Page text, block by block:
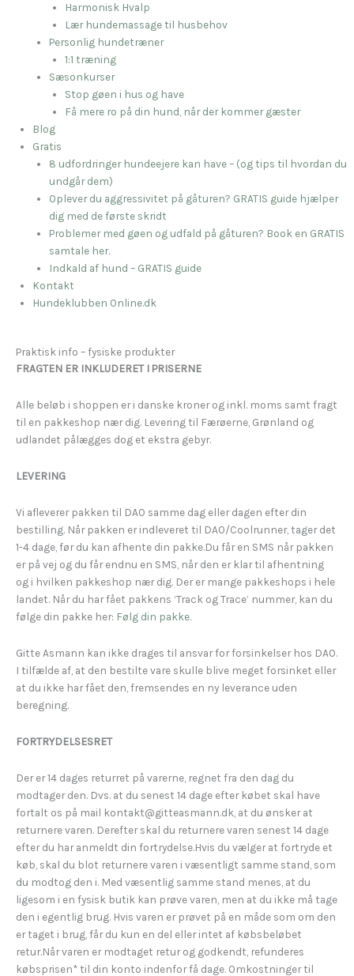
Harmonisk Hvalp
Lær hundemassage til husbehov
Personlig hundetræner
1:1 træning
Sæsonkurser
Stop gøen i hus og have
Få mere ro på din hund, når der kommer gæster
Blog
Gratis
8 udfordringer hundeejere kan have – (og tips til hvordan du
undgår dem)
Oplever du aggressivitet på gåturen? GRATIS guide hjælper
dig med de første skridt
Problemer med gøen og udfald på gåturen? Book en GRATIS
samtale her.
Indkald af hund – GRATIS guide
Kontakt
Hundeklubben Online.dk
Praktisk info – fysiske produkter
FRAGTEN ER INKLUDERET I PRISERNE
Alle beløb i shoppen er i danske kroner og inkl. moms samt fragt
til en pakkeshop nær dig. Levering til Færøerne, Grønland og
udlandet pålægges dog et ekstra gebyr.
LEVERING
Vi afleverer pakken til DAO samme dag eller dagen efter din
bestilling. Når pakken er indleveret til DAO/Coolrunner, tager det
1-4 dage, før du kan afhente din pakke.Du får en SMS når pakken
er på vej og du får endnu en SMS, når den er klar til afhentning
og i hvilken pakkeshop nær dig. Der er mange pakkeshops i hele
landet. Når du har fået pakkens ‘Track og Trace’ nummer, kan du
følge din pakke her: Følg din pakke.
Gitte Asmann kan ikke drages til ansvar for forsinkelser hos DAO.
I tilfælde af, at den bestilte vare skulle blive meget forsinket eller
at du ikke har fået den, fremsendes en ny leverance uden
beregning.
FORTRYDELSESRET
Der er 14 dages returret på varerne, regnet fra den dag du
modtager den. Dvs. at du senest 14 dage efter købet skal have
fortalt os på mail kontakt@gitteasmann.dk, at du ønsker at
returnere varen. Derefter skal du returnere varen senest 14 dage
efter du har anmeldt din fortrydelse.Hvis du vælger at fortryde et
køb, skal du blot returnere varen i væsentligt samme stand, som
du modtog den i. Med væsentlig samme stand menes, at du
ligesom i en fysisk butik kan prøve varen, men at du ikke må tage
den i egentlig brug. Hvis varen er prøvet på en måde som om den
er taget i brug, får du kun en del eller intet af købsbeløbet
retur.Når varen er modtaget retur og godkendt, refunderes
købsprisen* til din konto indenfor få dage. Omkostninger til